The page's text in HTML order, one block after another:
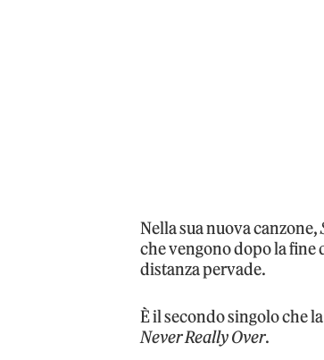
Nella sua nuova canzone,
che vengono dopo la fine
distanza pervade.
È il secondo singolo che
Never Really Over.